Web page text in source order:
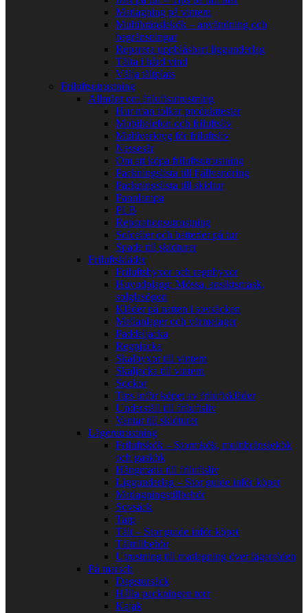
Matlagning på vintern
Multibränslekök – användning och
begränsningar
Reparera uppblåsbart liggunderlag
Tälta i hård vind
Välja tältplats
Friluftsutrustning
Allmänt om friluftsutrustning
Hur man tolkar produkttester
Mobiltelefon och friluftsliv
Multiverktyg för friluftsliv
Nessesär
Om att köpa friluftsutrustning
Packningslista till fjällvandring
Packningslista till skidtur
Pannlampa
PLB
Reparationsutrustning
Solceller och batterier på tur
Spade till skidturer
Friluftskläder
Friluftsbyxor och regnbyxor
Huvudplagg: Mössa, ansiktsmask,
solglasögon
Kläder på natten i sovsäcken
Mellanlager och värmelager
Paddeljacka
Regnjacka
Skalbyxor till vintern
Skaljacka till vintern
Sockor
Tips inför köpet av friluftskläder
Underställ till friluftsliv
Vantar till skidturer
Lägerutrustning
Friluftskök – Stormkök, multibränslekök
och gaskök
Hängmatta till friluftsliv
Liggunderlag – Stor guide inför köpet
Matlagningstillbehör
Sovsäck
Tarp
Tält – Stor guide inför köpet
Tälttillbehör
Utrustning till matlagning över lägerelden
På marsch
Dagstursäck
Hålla packningen torr
Kajak